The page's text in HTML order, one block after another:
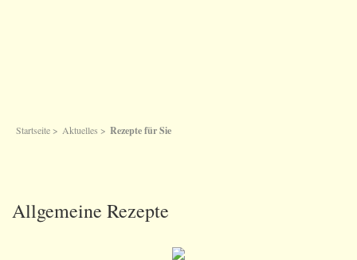
Startseite> Aktuelles > Rezepte für Sie
Allgemeine Rezepte